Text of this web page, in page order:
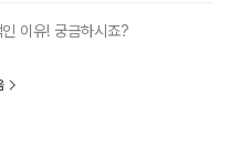
이유! 궁금하시죠?